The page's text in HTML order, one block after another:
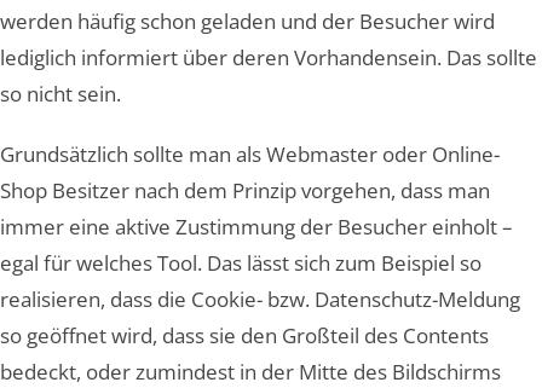
werden häufig schon geladen und der Besucher wird
lediglich informiert über deren Vorhandensein. Das sollte
so nicht sein.
Grundsätzlich sollte man als Webmaster oder Online-
Shop Besitzer nach dem Prinzip vorgehen, dass man
immer eine aktive Zustimmung der Besucher einholt –
egal für welches Tool. Das lässt sich zum Beispiel so
realisieren, dass die Cookie- bzw. Datenschutz-Meldung
so geöffnet wird, dass sie den Großteil des Contents
bedeckt, oder zumindest in der Mitte des Bildschirms